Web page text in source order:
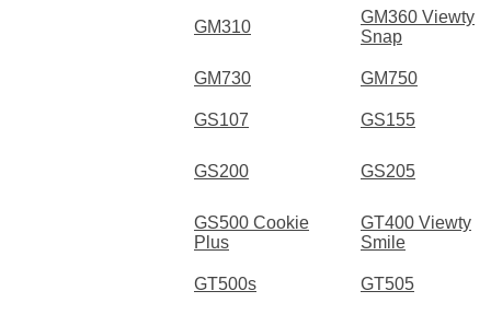
GM310
GM360 Viewty
Snap
GM730 GM750
GS107 GS155
GS200 GS205
GS500 Cookie
Plus
GT400 Viewty
Smile
GT500s GT505